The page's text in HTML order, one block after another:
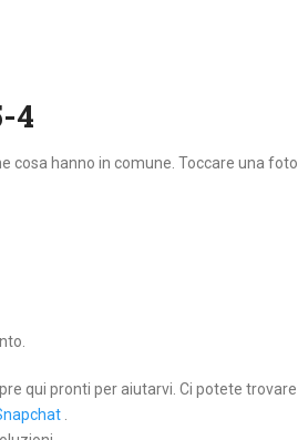
4
cosa hanno in comune. Toccare una foto
qui pronti per aiutarvi. Ci potete trovare